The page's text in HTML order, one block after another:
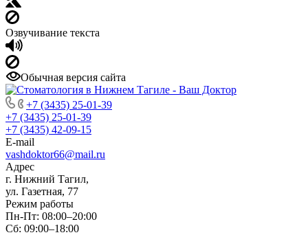
Озвучивание текста
Обычная версия сайта
+7 (3435) 25-01-39
+7 (3435) 25-01-39
+7 (3435) 42-09-15
E-mail
vashdoktor66@mail.ru
Адрес
г. Нижний Тагил,
ул. Газетная, 77
Режим работы
Пн-Пт: 08:00–20:00
Сб: 09:00–18:00